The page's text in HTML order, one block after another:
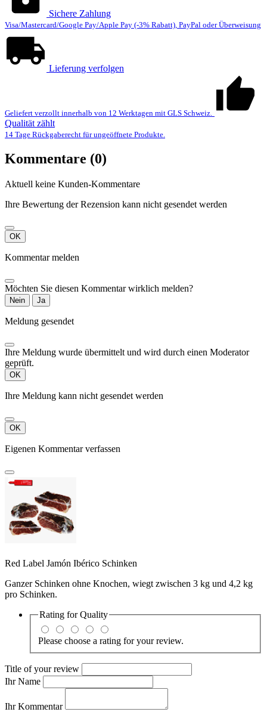
Sichere Zahlung
Visa/Mastercard/Google Pay/Apple Pay (-3% Rabatt), PayPal oder Überweisung
Lieferung verfolgen
Geliefert verzollt innerhalb von 12 Werktagen mit GLS Schweiz.
Qualität zählt
14 Tage Rückgaberecht für ungeöffnete Produkte.
Kommentare (0)
Aktuell keine Kunden-Kommentare
Ihre Bewertung der Rezension kann nicht gesendet werden
OK
Kommentar melden
Möchten Sie diesen Kommentar wirklich melden?
Nein Ja
Meldung gesendet
Ihre Meldung wurde übermittelt und wird durch einen Moderator
geprüft.
OK
Ihre Meldung kann nicht gesendet werden
OK
Eigenen Kommentar verfassen
Red Label Jamón Ibérico Schinken
Ganzer Schinken ohne Knochen, wiegt zwischen 3 kg und 4,2 kg
pro Schinken.
Rating forQuality
Please choose a rating for your review.
Title of your review
Ihr Name
Ihr Kommentar